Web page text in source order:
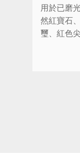
用於已磨
然紅寶石
璽、紅色